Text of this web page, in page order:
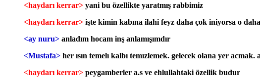
<haydarı kerrar> yani bu özellikte yaratmış rabbimiz
<haydarı kerrar> işte kimin kabına ilahi feyz daha çok iniyorsa o
<ay nuru> anladım hocam inş anlamışımdır
<Mustafa> her ısın temelı kalbı temızlemek. gelecek olana yer acmak.
<haydarı kerrar> peygamberler a.s ve ehlullahtaki özellik budur